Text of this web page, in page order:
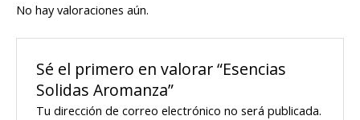
No hay valoraciones aún.
Sé el primero en valorar “Esencias
Solidas Aromanza”
Tu dirección de correo electrónico no será publicada.